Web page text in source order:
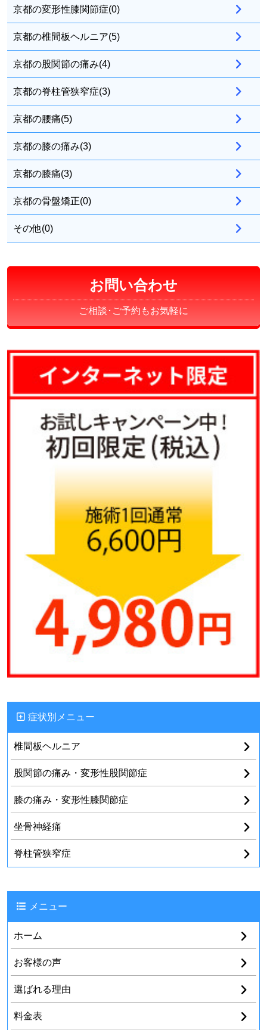
京都の変形性膝関節症(0)
京都の椎間板ヘルニア(5)
京都の股関節の痛み(4)
京都の脊柱管狭窄症(3)
京都の腰痛(5)
京都の膝の痛み(3)
京都の膝痛(3)
京都の骨盤矯正(0)
その他(0)
お問い合わせ
ご相談･ご予約もお気軽に
症状別メニュー
椎間板ヘルニア
股関節の痛み・変形性股関節症
膝の痛み・変形性膝関節症
坐骨神経痛
脊柱管狭窄症
メニュー
ホーム
お客様の声
選ばれる理由
料金表